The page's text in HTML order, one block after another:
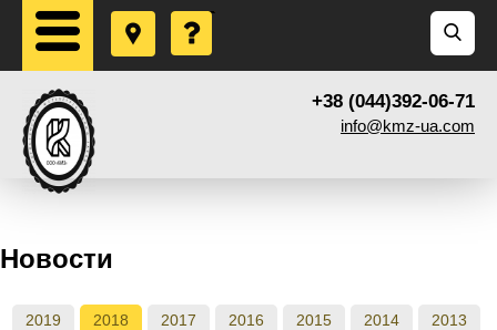
+38 (044)392-06-71
info@kmz-ua.com
Новости
2019 2018 2017 2016 2015 2014 2013